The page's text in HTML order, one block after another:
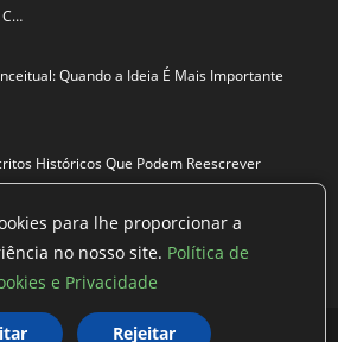
C…
Quando a Ideia É Mais Importante
Históricos Que Podem Reescrever
Termos de Uso Exclusão de Dados
para lhe proporcionar a
no nosso site. Política de
e Privacidade
Rejeitar